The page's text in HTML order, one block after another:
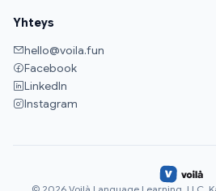
Yhteys
hello@voila.fun
Facebook
LinkedIn
Instagram
© 2026 Voilà Language Learning, LLC.